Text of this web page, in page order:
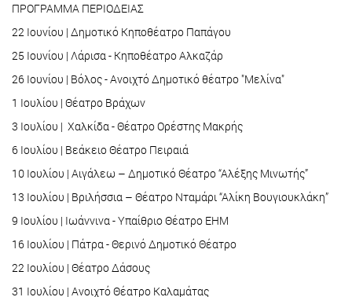
ΠΡΟΓΡΑΜΜΑ ΠΕΡΙΟΔΕΙΑΣ
22 Ιουνίου | Δημοτικό Κηποθέατρο Παπάγου
25 Ιουνίου | Λάρισα - Κηποθέατρο Αλκαζάρ
26 Ιουνίου | Βόλος - Ανοιχτό Δημοτικό θέατρο "Μελίνα"
1 Ιουλίου | Θέατρο Βράχων
3 Ιουλίου | Χαλκίδα - Θέατρο Ορέστης Μακρής
6 Ιουλίου | Βεάκειο Θέατρο Πειραιά
10 Ιουλίου | Αιγάλεω – Δημοτικό Θέατρο “Αλέξης Μινωτής”
13 Ιουλίου | Βριλήσσια – Θέατρο Νταμάρι “Αλίκη Βουγιουκλάκη”
9 Ιουλίου | Ιωάννινα - Υπαίθριο Θέατρο ΕΗΜ
16 Ιουλίου | Πάτρα - Θερινό Δημοτικό Θέατρο
22 Ιουλίου | Θέατρο Δάσους
31 Ιουλίου | Ανοιχτό Θέατρο Καλαμάτας